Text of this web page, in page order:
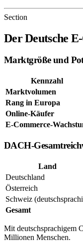
Section
Der Deutsche
Marktgröße und
Kennzahl
Marktvolumen
Rang in Europa
Online-Käufer
E-Commerce-
DACH-
Land
Deutschland
Österreich
Schweiz
Gesamt
Mit deutschsprachigem
Millionen Menschen.